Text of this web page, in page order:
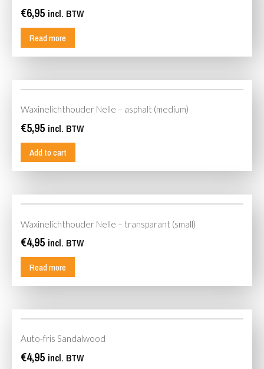
€6,95 incl. BTW
Read more
Waxinelichthouder Nelle – asphalt (medium)
€5,95 incl. BTW
Add to cart
Waxinelichthouder Nelle – transparant (small)
€4,95 incl. BTW
Read more
Auto-fris Sandalwood
€4,95 incl. BTW